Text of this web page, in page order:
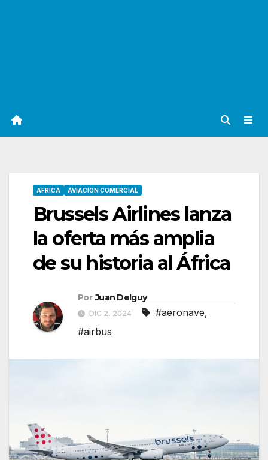
AFRICA AVIACION COMERCIAL
Brussels Airlines lanza
la oferta más amplia
de su historia al África
Por Juan Delguy
DIC 2, 2024 #aeronave,
#airbus